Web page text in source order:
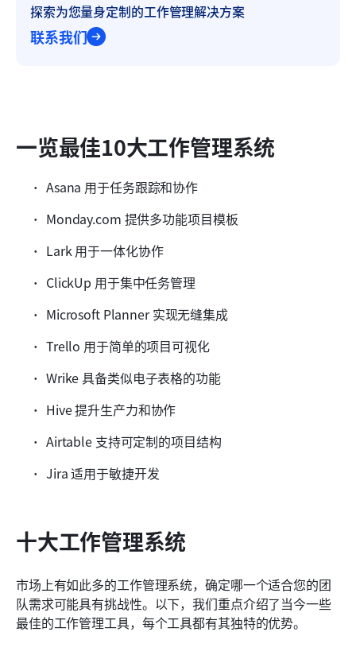
探索为您量身定制的工作管理解决方案
联系我们
一览最佳10大工作管理系统
Asana 用于任务跟踪和协作
Monday.com 提供多功能项目模板
Lark 用于一体化协作
ClickUp 用于集中任务管理
Microsoft Planner 实现无缝集成
Trello 用于简单的项目可视化
Wrike 具备类似电子表格的功能
Hive 提升生产力和协作
Airtable 支持可定制的项目结构
Jira 适用于敏捷开发
十大工作管理系统
市场上有如此多的工作管理系统，确定哪一个适合您的团
队需求可能具有挑战性。以下，我们重点介绍了当今一些
最佳的工作管理工具，每个工具都有其独特的优势。